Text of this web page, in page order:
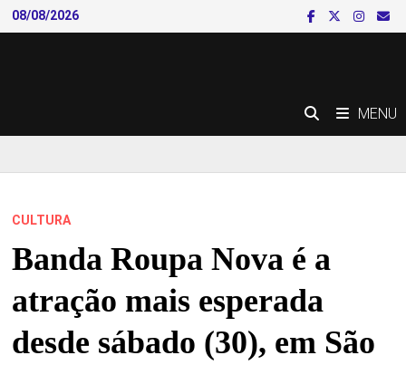
Skip
to
08/08/2026
MENU
CULTURA
Banda Roupa Nova é a
atração mais esperada
desde sábado (30), em São